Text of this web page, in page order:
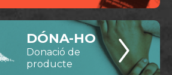
DÓNA-HO
Donació de
producte